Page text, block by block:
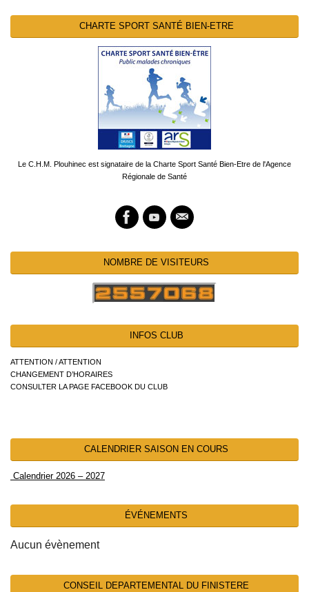
CHARTE SPORT SANTÉ BIEN-ETRE
Le C.H.M. Plouhinec est signataire de la Charte Sport Santé Bien-Etre de l'Agence
Régionale de Santé
NOMBRE DE VISITEURS
INFOS CLUB
ATTENTION / ATTENTION
CHANGEMENT D’HORAIRES
CONSULTER LA PAGE FACEBOOK DU CLUB
CALENDRIER SAISON EN COURS
Calendrier 2026 – 2027
ÉVÉNEMENTS
Aucun évènement
CONSEIL DEPARTEMENTAL DU FINISTERE